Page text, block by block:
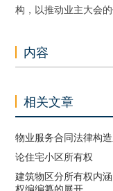
构，以推动业主大会
内容
相关文章
物业服务合同法律构
论住宅小区所有权
建筑物区分所有权内